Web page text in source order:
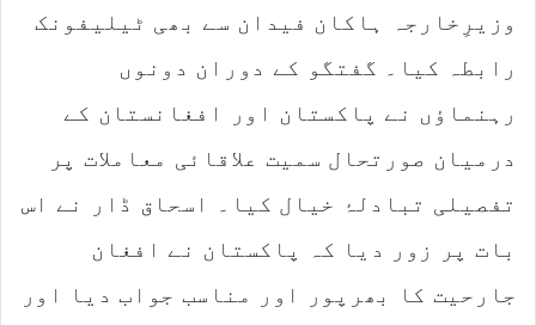
وزیرِخارجہ ہاکان فیدان سے بھی ٹیلیفونک
رابطہ کیا۔ گفتگو کے دوران دونوں
رہنماؤں نے پاکستان اور افغانستان کے
درمیان صورتحال سمیت علاقائی معاملات پر
تفصیلی تبادلۂ خیال کیا۔ اسحاق ڈار نے اس
بات پر زور دیا کہ پاکستان نے افغان
جارحیت کا بھرپور اور مناسب جواب دیا اور